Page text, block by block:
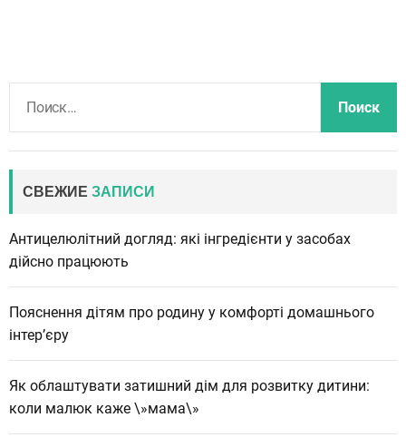
СВЕЖИЕ ЗАПИСИ
Антицелюлітний догляд: які інгредієнти у засобах
дійсно працюють
Пояснення дітям про родину у комфорті домашнього
інтер’єру
Як облаштувати затишний дім для розвитку дитини:
коли малюк каже \»мама\»